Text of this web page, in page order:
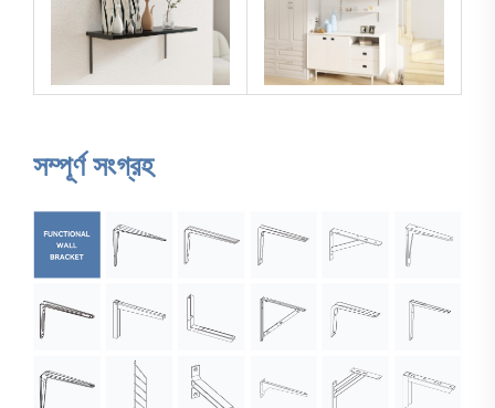
সম্পূর্ণ সংগ্রহ